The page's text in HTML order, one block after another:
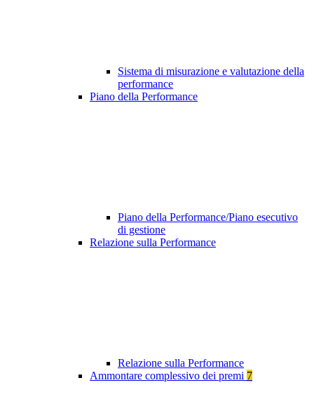
Sistema di misurazione e valutazione della
performance
Piano della Performance
Piano della Performance/Piano esecutivo
di gestione
Relazione sulla Performance
Relazione sulla Performance
Ammontare complessivo dei premi 7